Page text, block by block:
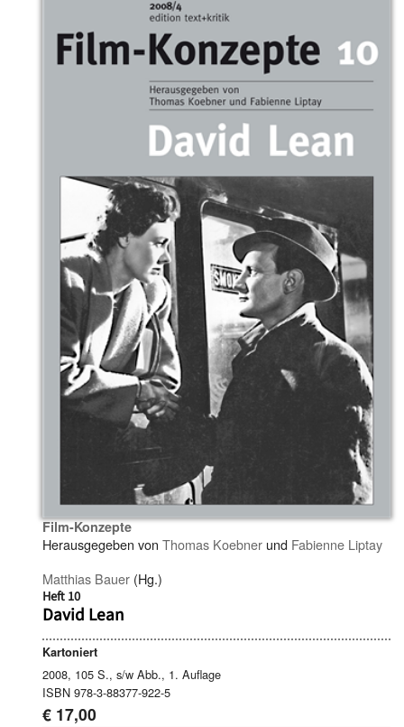
Film-Konzepte
Herausgegeben von Thomas Koebner und Fabienne Liptay
Matthias Bauer (Hg.)
Heft 10
David Lean
Kartoniert
2008, 105 S., s/w Abb., 1. Auflage
ISBN 978-3-88377-922-5
€ 17,00